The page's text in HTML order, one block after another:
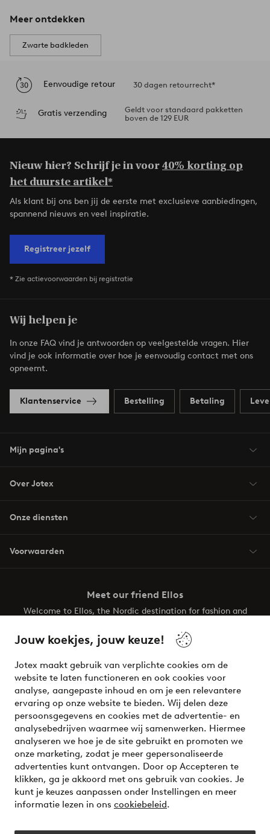
Jouw koekjes, jouw keuze!
Jotex maakt gebruik van verplichte cookies om de
website te laten functioneren en ook cookies voor
analyse, aangepaste inhoud en om je een relevantere
ervaring op onze website te bieden. Wij delen deze
persoonsgegevens en cookies met de advertentie- en
analysebedrijven waarmee wij samenwerken. Hiermee
analyseren we hoe je de site gebruikt en promoten we
onze marketing, zodat je meer gepersonaliseerde
advertenties kunt ontvangen. Door op Accepteren te
klikken, ga je akkoord met ons gebruik van cookies. Je
kunt je keuzes aanpassen onder Instellingen en meer
informatie lezen in ons cookiebeleid.
Meer ontdekken
Zwarte badkleden
Eenvoudige retour 30 dagen retourrecht*
Gratis verzending
Geldt voor standaard pakketten
boven de 129 EUR
Nieuw hier? Schrijf je in voor40% korting op
het duurste artikel*
Als klant bij ons ben jij de eerste met exclusieve aanbiedingen,
spannend nieuws en veel inspiratie.
Registreer jezelf
* Zie actievoorwaarden bij registratie
Wij helpen je
In onze FAQ vind je antwoorden op veelgestelde vragen. Hier
vind je ook informatie over hoe je eenvoudig contact met ons
opneemt.
Klantenservice Bestelling Betaling
Mijn pagina's
Over Jotex
Onze diensten
Voorwaarden
Meet our friend Ellos
Welcome to Ellos, the Nordic destination for fashion and
your wardrobe. Your next inspiring look is here!
Veilig betalen - Nu betalen of opsplitsen
Wil je meer weten over onze betaalopties?